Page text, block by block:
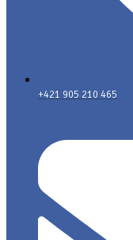
+421 905 210 465